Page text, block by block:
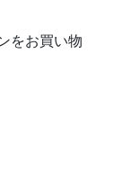
をお買い物